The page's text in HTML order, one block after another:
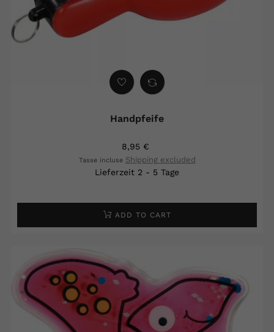
Handpfeife
8,95 €
Tasse incluse Shipping excluded
Lieferzeit 2 - 5 Tage
ADD TO CART